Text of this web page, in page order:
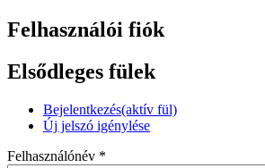
Felhasználói fiók
Elsődleges fülek
Bejelentkezés(aktív fül)
Új jelszó igénylése
Felhasználónév *